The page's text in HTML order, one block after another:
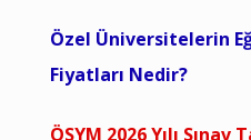
Özel Üniversitelerin
Fiyatları Nedir?
ÖSYM 2026 Yılı Sınav